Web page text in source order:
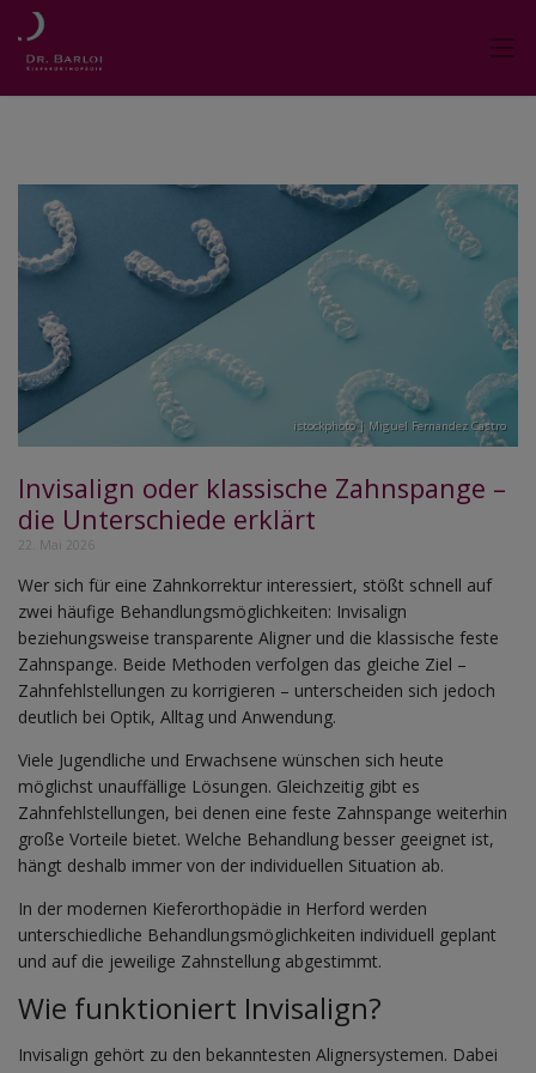
istockphoto | Miguel Fernandez Castro
Invisalign oder klassische Zahnspange –
die Unterschiede erklärt
22. Mai 2026
Wer sich für eine Zahnkorrektur interessiert, stößt schnell auf
zwei häufige Behandlungsmöglichkeiten: Invisalign
beziehungsweise transparente Aligner und die klassische feste
Zahnspange. Beide Methoden verfolgen das gleiche Ziel –
Zahnfehlstellungen zu korrigieren – unterscheiden sich jedoch
deutlich bei Optik, Alltag und Anwendung.
Viele Jugendliche und Erwachsene wünschen sich heute
möglichst unauffällige Lösungen. Gleichzeitig gibt es
Zahnfehlstellungen, bei denen eine feste Zahnspange weiterhin
große Vorteile bietet. Welche Behandlung besser geeignet ist,
hängt deshalb immer von der individuellen Situation ab.
In der modernen Kieferorthopädie in Herford werden
unterschiedliche Behandlungsmöglichkeiten individuell geplant
und auf die jeweilige Zahnstellung abgestimmt.
Wie funktioniert Invisalign?
Invisalign gehört zu den bekanntesten Alignersystemen. Dabei